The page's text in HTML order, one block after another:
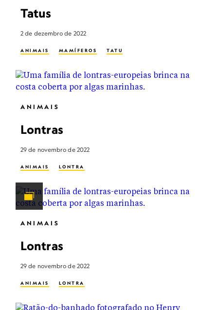
Tatus
2 de dezembro de 2022
ANIMAIS MAMÍFEROS TATU
ANIMAIS
Lontras
29 de novembro de 2022
ANIMAIS LONTRA
ANIMAIS
Lontras
29 de novembro de 2022
ANIMAIS LONTRA